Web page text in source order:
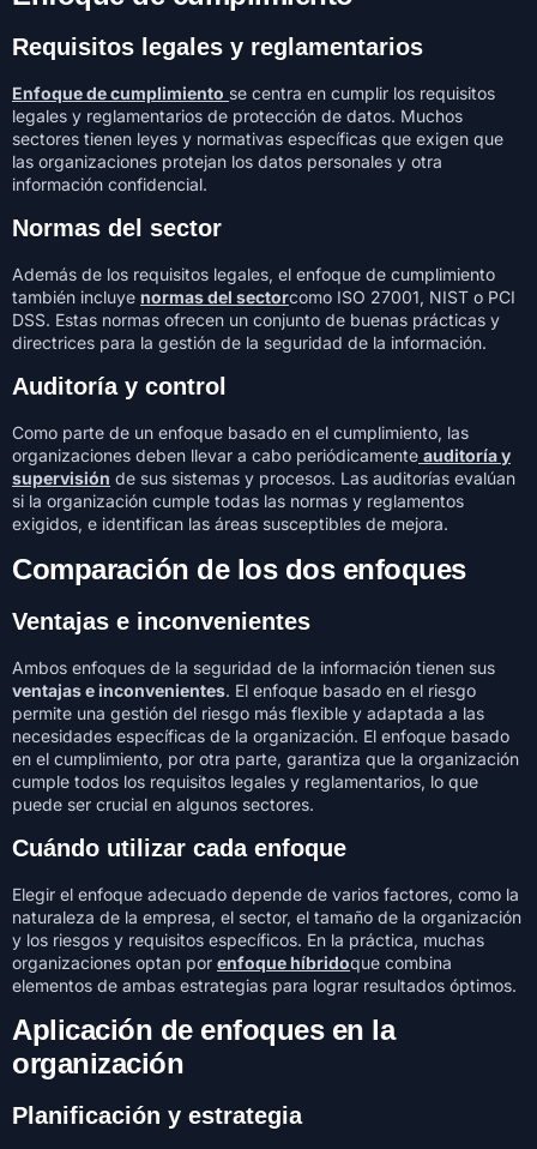
Requisitos legales y reglamentarios
Enfoque de cumplimiento se centra en cumplir los requisitos
legales y reglamentarios de protección de datos. Muchos
sectores tienen leyes y normativas específicas que exigen que
las organizaciones protejan los datos personales y otra
información confidencial.
Normas del sector
Además de los requisitos legales, el enfoque de cumplimiento
también incluye normas del sectorcomo ISO 27001, NIST o PCI
DSS. Estas normas ofrecen un conjunto de buenas prácticas y
directrices para la gestión de la seguridad de la información.
Auditoría y control
Como parte de un enfoque basado en el cumplimiento, las
organizaciones deben llevar a cabo periódicamente auditoría y
supervisión de sus sistemas y procesos. Las auditorías evalúan
si la organización cumple todas las normas y reglamentos
exigidos, e identifican las áreas susceptibles de mejora.
Comparación de los dos enfoques
Ventajas e inconvenientes
Ambos enfoques de la seguridad de la información tienen sus
ventajas e inconvenientes. El enfoque basado en el riesgo
permite una gestión del riesgo más flexible y adaptada a las
necesidades específicas de la organización. El enfoque basado
en el cumplimiento, por otra parte, garantiza que la organización
cumple todos los requisitos legales y reglamentarios, lo que
puede ser crucial en algunos sectores.
Cuándo utilizar cada enfoque
Elegir el enfoque adecuado depende de varios factores, como la
naturaleza de la empresa, el sector, el tamaño de la organización
y los riesgos y requisitos específicos. En la práctica, muchas
organizaciones optan por enfoque híbridoque combina
elementos de ambas estrategias para lograr resultados óptimos.
Aplicación de enfoques en la
organización
Planificación y estrategia